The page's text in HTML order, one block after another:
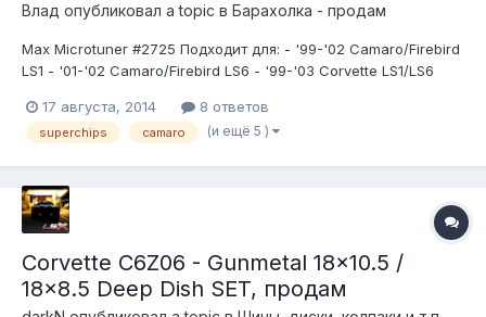
Влад опубликовал a topic в Барахолка - продам
Max Microtuner #2725 Подходит для: - '99-'02 Camaro/Firebird
LS1 - '01-'02 Camaro/Firebird LS6 - '99-'03 Corvette LS1/LS6
ограничителей скорости и оборотов, работы акпп (точки и
"жесткость" переключений), размер колес и передаточн...
17 августа, 2014 8 ответов
superchips camaro (и ещё 5 )
Corvette C6Z06 - Gunmetal 18x10.5 /
18x8.5 Deep Dish SET, продам